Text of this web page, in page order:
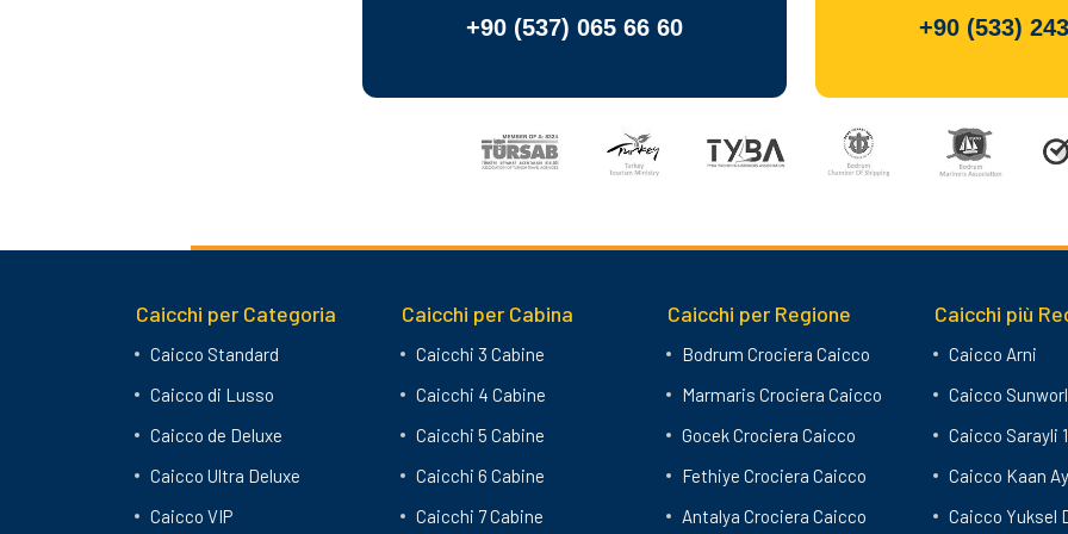
+90 (537) 065 66 60 +90 (533)
Caicchi per Categoria
Caicco Standard
Caicco di Lusso
Caicco de Deluxe
Caicco Ultra Deluxe
Caicco VIP
Caicchi per Cabina
Caicchi 3 Cabine
Caicchi 4 Cabine
Caicchi 5 Cabine
Caicchi 6 Cabine
Caicchi 7 Cabine
Caicchi per Regione
Bodrum Crociera Caicco
Marmaris Crociera Caicco
Gocek Crociera Caicco
Fethiye Crociera Caicco
Antalya Crociera Caicco
Caicchi più
Caicco Arni
Caicco
Caicco Sarayli 1
Caicco Kaan
Caicco Yuksel